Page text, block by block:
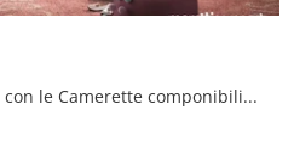
Arreda stanzette moderne con le Camerette componibili Moretti Compact Camerette! Il modello K112 in melaminico è per bambine.